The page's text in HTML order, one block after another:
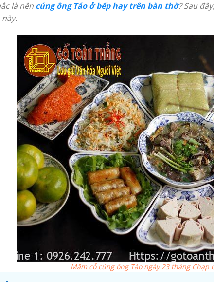
là nên cúng ông Táo ở bếp hay trên bàn thờ? Sau đây,
Mâm cỗ cúng ông Táo ngày 23 tháng